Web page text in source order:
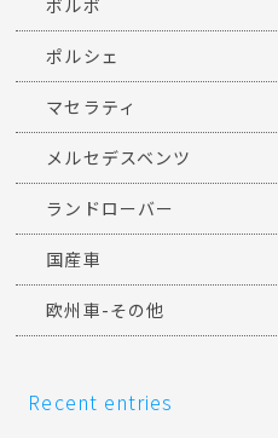
ポルシェ
マセラティ
メルセデスベンツ
ランドローバー
国産車
欧州車-その他
Recent entries